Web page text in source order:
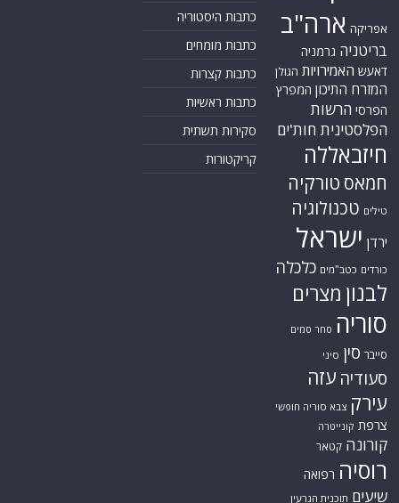
אפריקה ארה"ב
בריטניה גרמניה
דאעש האמירויות הגולן
המזרח התיכון המפרץ
הפרסי הרשות
הפלסטינית חות'ים
חיזבאללה
חמאס טורקיה
טילים טכנולוגיה
ירדן ישראל
כורדים כטב"מים כלכלה
לבנון מצרים
סוריה סחר סמים
סייבר סין סיני
סעודיה עזה
עירק צבא סוריה חופשי
צרפת קונייטרה
קורונה קטאר
רוסיה רפואה
שיעים תוכנית הגרעין
כתבות היסטוריה
כתבות מומחים
כתבות קצרות
כתבות ראשיות
סקירות תשתית
קריקטורות